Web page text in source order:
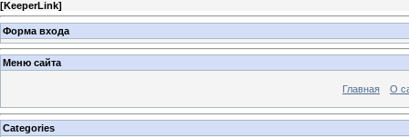
[KeeperLink]
Форма входа
Меню сайта
Главная О
Categories